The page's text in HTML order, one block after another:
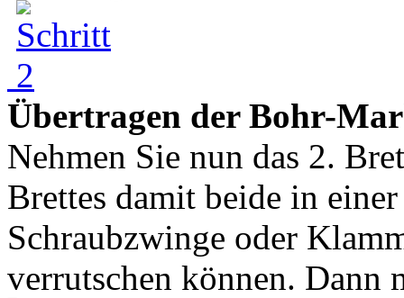
Übertragen der Bohr-
Nehmen Sie nun das 2.
Brettes damit beide in
Schraubzwinge oder
verrutschen können. Dann